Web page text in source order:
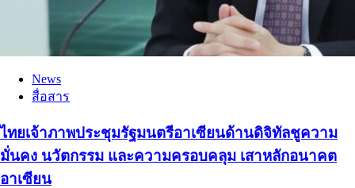
News
สื่อสาร
ไทยเจ้าภาพประชุมรัฐมนตรีอาเซียนด้านดิจิทัลชูความ
มั่นคง นวัตกรรม และความครอบคลุม เสาหลักอนาคต
อาเซียน